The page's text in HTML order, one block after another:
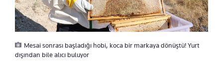
Mesai sonrası başladığı hobi, koca bir markaya dönüştü! Yurt
dışından bile alıcı buluyor